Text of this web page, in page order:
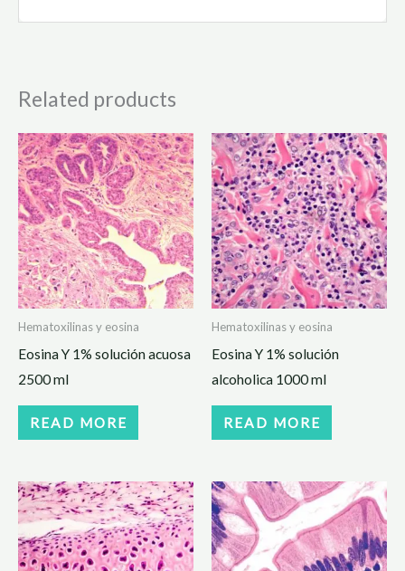
Related products
Hematoxilinas y eosina
Eosina Y 1% solución acuosa
2500 ml
READ MORE
Hematoxilinas y eosina
Eosina Y 1% solución
alcoholica 1000 ml
READ MORE